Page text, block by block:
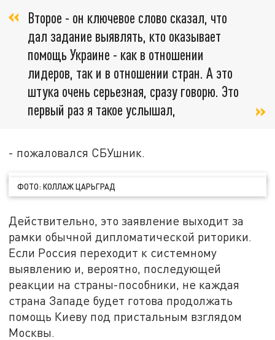
Второе - он ключевое слово сказал, что
дал задание выявлять, кто оказывает
помощь Украине - как в отношении
лидеров, так и в отношении стран. А это
штука очень серьезная, сразу говорю. Это
первый раз я такое услышал,
- пожаловался СБУшник.
ФОТО: КОЛЛАЖ ЦАРЬГРАД
Действительно, это заявление выходит за
рамки обычной дипломатической риторики.
Если Россия переходит к системному
выявлению и, вероятно, последующей
реакции на страны-пособники, не каждая
страна Западе будет готова продолжать
помощь Киеву под пристальным взглядом
Москвы.